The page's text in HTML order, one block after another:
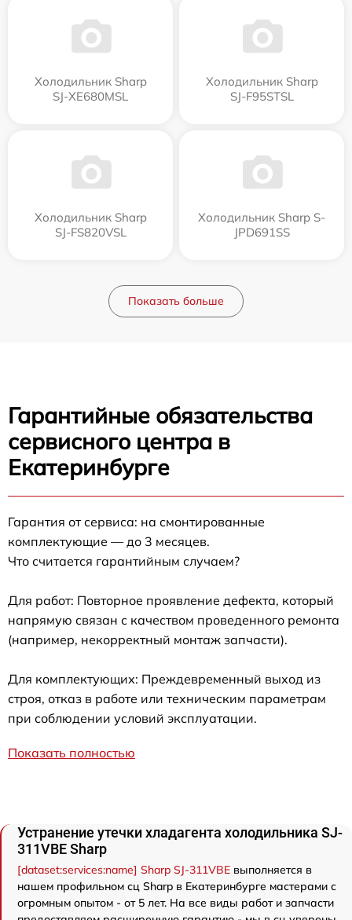
Холодильник Sharp
SJ-XE680MSL
Холодильник Sharp
SJ-F95STSL
Холодильник Sharp
SJ-FS820VSL
Холодильник Sharp S-
JPD691SS
Показать больше
Гарантийные обязательства
сервисного центра в
Екатеринбурге
Гарантия от сервиса: на смонтированные
комплектующие — до 3 месяцев.
Что считается гарантийным случаем?
Для работ: Повторное проявление дефекта, который
напрямую связан с качеством проведенного ремонта
(например, некорректный монтаж запчасти).
Для комплектующих: Преждевременный выход из
строя, отказ в работе или техническим параметрам
при соблюдении условий эксплуатации.
Показать полностью
Устранение утечки хладагента холодильника SJ-
311VBE Sharp
[dataset:services:name] Sharp SJ-311VBE выполняется в
нашем профильном сц Sharp в Екатеринбурге мастерами с
огромным опытом - от 5 лет. На все виды работ и запчасти